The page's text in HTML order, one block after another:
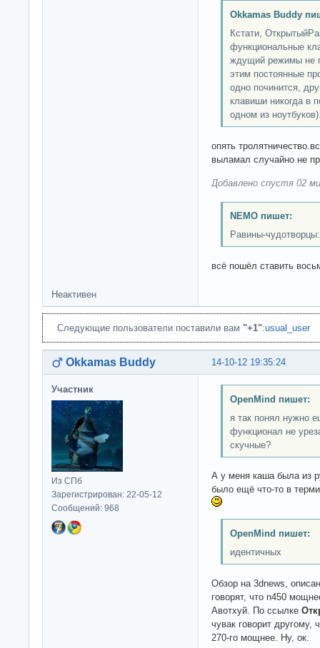
Okkamas Buddy
Кстати,
функциональные
ждущий режимы не
этим постоянные
одно починится,
клавиши никогда в
одном из
опять
выламал случайно не
Добавлено спустя 02
NEMO пишет:
Равины-чудотворцы:
всё пошёл ставить
Неактивен
Следующие пользователи поставили вам "+1":usual_user
14-10-12 19:35:24
Okkamas Buddy
Участник
Из СПб
Зарегистрирован: 22-05-12
Сообщений: 968
OpenMind пишет:
я так понял нужно
функционал не
скучные?
А у меня каша была из
было ещё что-то в
OpenMind пишет:
идентичных
Обзор на 3dnews,
говорят, что n450
Авотхуй. По ссылке
чувак говорит другому,
270-го мощнее. Ну, ок.